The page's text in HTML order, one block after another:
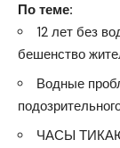
По теме:
12 лет без
бешенство
Водные
ЧАСЫ